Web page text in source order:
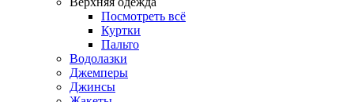
Посмотреть всё
Куртки
Пальто
Водолазки
Джемперы
Джинсы